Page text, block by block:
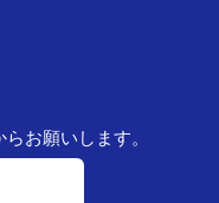
お願いします。